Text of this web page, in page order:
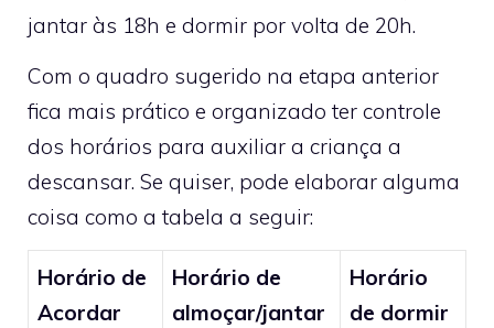
jantar às 18h e dormir por volta de 20h.
Com o quadro sugerido na etapa anterior
fica mais prático e organizado ter controle
dos horários para auxiliar a criança a
descansar. Se quiser, pode elaborar alguma
coisa como a tabela a seguir:
Horário de
Acordar
Horário de
almoçar/jantar
Horário
de dormir